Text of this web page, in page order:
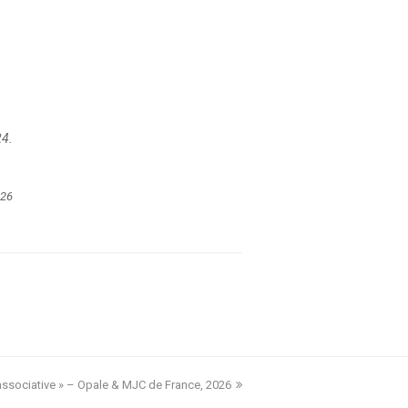
» – Opale & MJC de France, 2026